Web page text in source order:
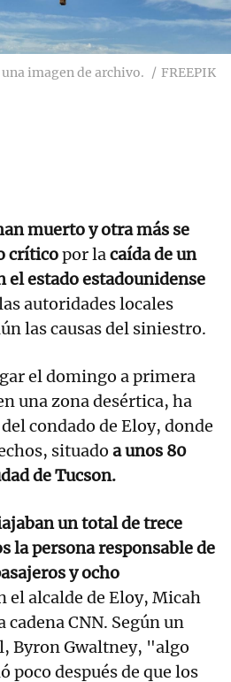
imagen de archivo. FREEPIK
muerto y otra más se
críticopor lacaída de un
el estado estadounidense
autoridades locales
las causas del siniestro.
el domingo a primera
una zona desértica, ha
condado de Eloy, donde
situado a unos 80
de Tucson.
un total de trece
la persona responsable de
y ocho
el alcalde de Eloy, Micah
CNN. Según un
Byron Gwaltney, "algo
después de que los